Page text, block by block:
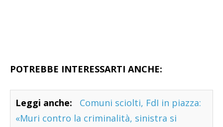
POTREBBE INTERESSARTI ANCHE:
Leggi anche:
Comuni sciolti, FdI in piazza:
«Muri contro la criminalità, sinistra si